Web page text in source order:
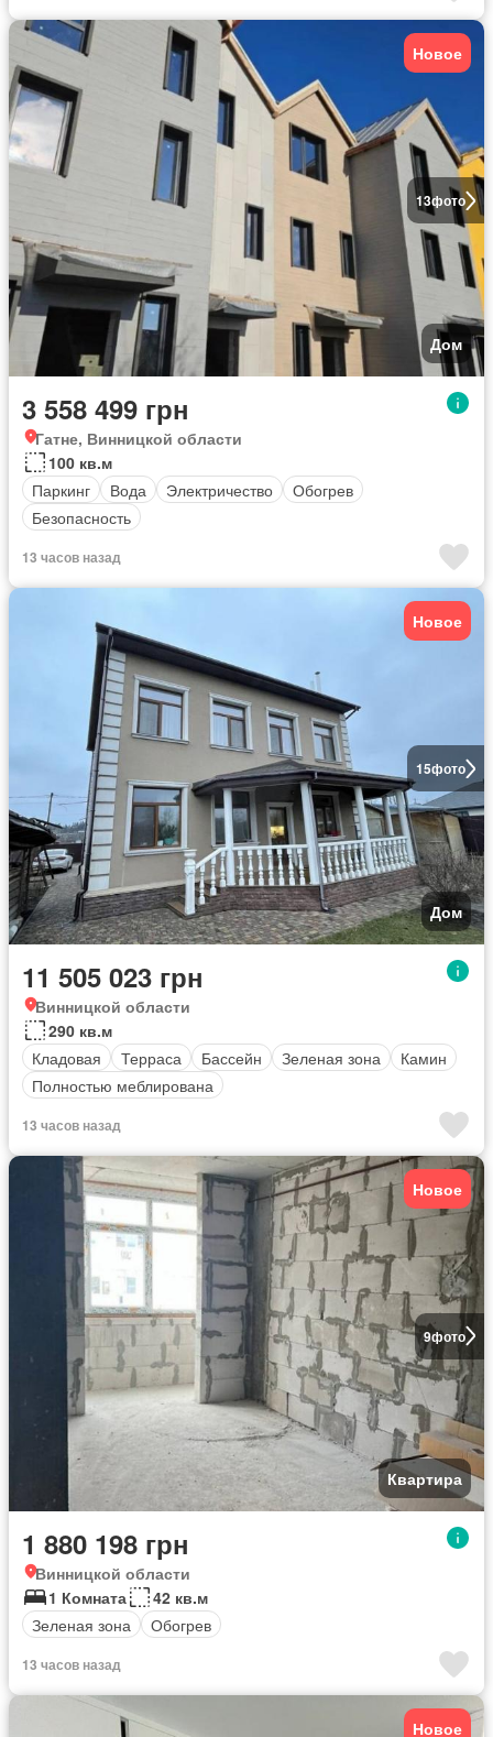
13фото
Новое
Дом
3 558 499 грн
Гатне, Винницкой области
100 кв.м
Паркинг
Вода Электричество
Обогрев
Безопасность
13 часов назад
15фото
Новое
Дом
11 505 023 грн
Винницкой области
290 кв.м
Кладовая
Терраса Бассейн Зеленая зона
Камин
Полностью меблирована
13 часов назад
9фото
Новое
Квартира
1 880 198 грн
Винницкой области
1 Комната
42 кв.м
Зеленая зона
Обогрев
13 часов назад
Новое